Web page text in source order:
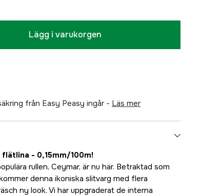
Lägg i varukorgen
från Easy Peasy ingår - läs mer
flätlina - 0,15mm/100m!
rullen, Ceymar, är nu här. Betraktad som
denna ikoniska slitvarg med flera
ny look. Vi har uppgraderat de interna